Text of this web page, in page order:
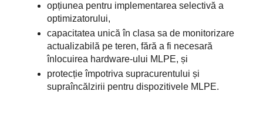
opțiunea pentru implementarea selectivă a
optimizatorului,
capacitatea unică în clasa sa de monitorizare
actualizabilă pe teren, fără a fi necesară
înlocuirea hardware-ului MLPE, și
protecție împotriva supracurentului și
supraîncălzirii pentru dispozitivele MLPE.